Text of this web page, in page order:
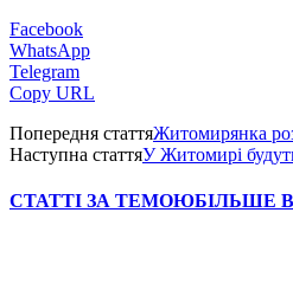
Facebook
WhatsApp
Telegram
Copy URL
Попередня статтяЖитомирянка
Наступна статтяУ Житомирі
СТАТТІ ЗА ТЕМОЮБІЛЬШЕ